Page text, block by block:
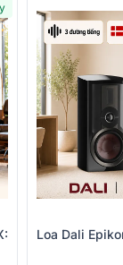
Loa Dali